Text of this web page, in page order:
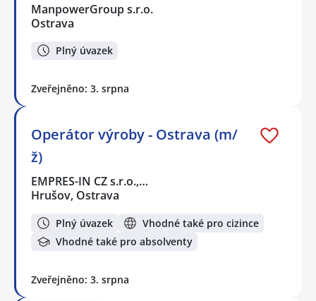
ManpowerGroup s.r.o.
Ostrava
Plný úvazek
Zveřejněno: 3. srpna
Operátor výroby - Ostrava (m/
ž)
EMPRES-IN CZ s.r.o.,…
Hrušov, Ostrava
Plný úvazek
Vhodné také pro cizince
Vhodné také pro absolventy
Zveřejněno: 3. srpna